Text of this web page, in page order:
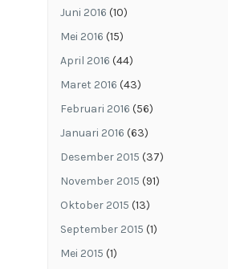
Juni 2016 (10)
Mei 2016 (15)
April 2016 (44)
Maret 2016 (43)
Februari 2016 (56)
Januari 2016 (63)
Desember 2015 (37)
November 2015 (91)
Oktober 2015 (13)
September 2015 (1)
Mei 2015 (1)